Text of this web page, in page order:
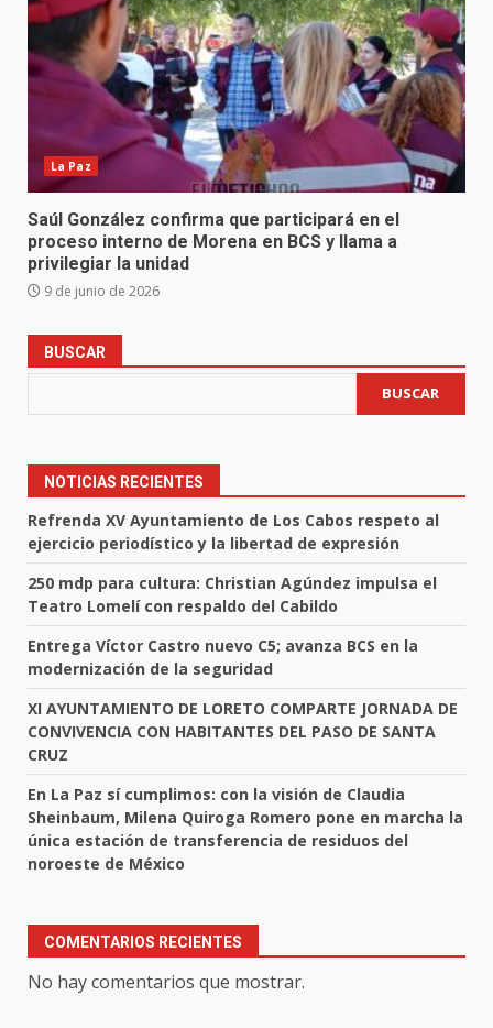
La Paz
Saúl González confirma que participará en el
proceso interno de Morena en BCS y llama a
privilegiar la unidad
9 de junio de 2026
BUSCAR
BUSCAR
NOTICIAS RECIENTES
Refrenda XV Ayuntamiento de Los Cabos respeto al
ejercicio periodístico y la libertad de expresión
250 mdp para cultura: Christian Agúndez impulsa el
Teatro Lomelí con respaldo del Cabildo
Entrega Víctor Castro nuevo C5; avanza BCS en la
modernización de la seguridad
XI AYUNTAMIENTO DE LORETO COMPARTE JORNADA DE
CONVIVENCIA CON HABITANTES DEL PASO DE SANTA
CRUZ
En La Paz sí cumplimos: con la visión de Claudia
Sheinbaum, Milena Quiroga Romero pone en marcha la
única estación de transferencia de residuos del
noroeste de México
COMENTARIOS RECIENTES
No hay comentarios que mostrar.